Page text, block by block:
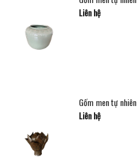
Liên hệ
Gốm men tự nhiên
Liên hệ